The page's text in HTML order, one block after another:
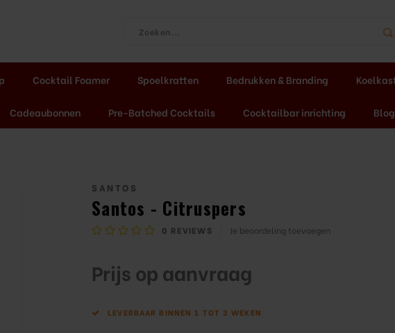
Cocktail Foamer Spoelkratten Bedrukken & Branding
Cadeaubonnen Pre-Batched Cocktails Cocktailbar inrichting Blog
SANTOS
Santos - Citruspers
0 REVIEWS Je beoordeling toevoegen
Prijs op aanvraag
LEVERBAAR BINNEN 1 TOT 3 WEKEN